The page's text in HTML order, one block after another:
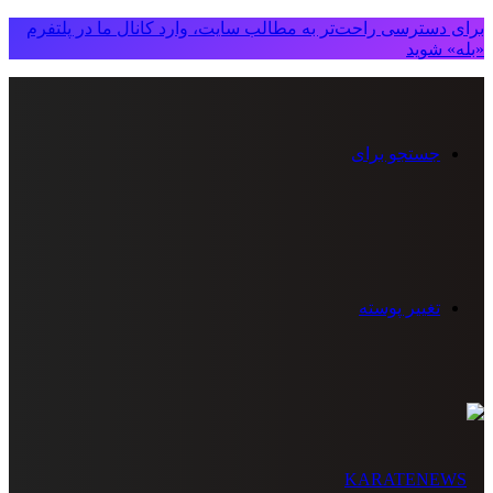
برای دسترسی راحت‌تر به مطالب سایت، وارد کانال ما در پلتفرم
«بله» شوید
جستجو برای
تغییر پوسته